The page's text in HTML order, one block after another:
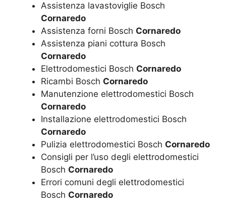
Assistenza lavastoviglie Bosch
Cornaredo
Assistenza forni Bosch Cornaredo
Assistenza piani cottura Bosch
Cornaredo
Elettrodomestici Bosch Cornaredo
Ricambi Bosch Cornaredo
Manutenzione elettrodomestici Bosch
Cornaredo
Installazione elettrodomestici Bosch
Cornaredo
Pulizia elettrodomestici Bosch Cornaredo
Consigli per l’uso degli elettrodomestici
Bosch Cornaredo
Errori comuni degli elettrodomestici
Bosch Cornaredo